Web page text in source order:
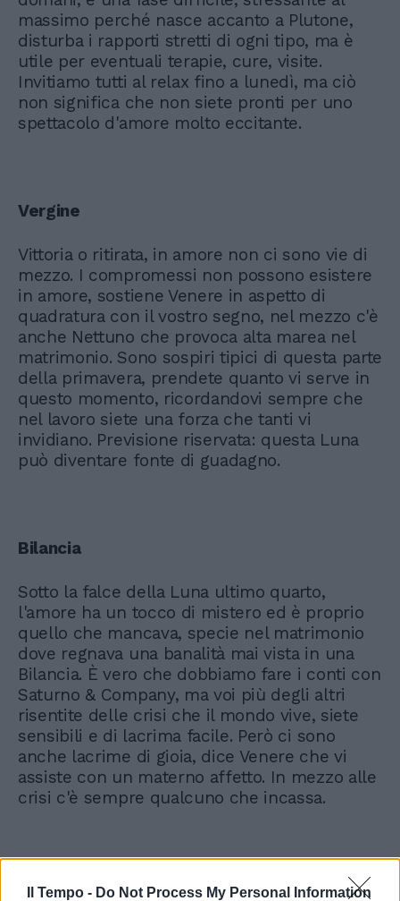
Il Tempo - Do Not Process My Personal Information
massimo perché nasce accanto a Plutone,
disturba i rapporti stretti di ogni tipo, ma è
utile per eventuali terapie, cure, visite.
Invitiamo tutti al relax fino a lunedì, ma ciò
non significa che non siete pronti per uno
spettacolo d'amore molto eccitante.
Vergine
Vittoria o ritirata, in amore non ci sono vie di
mezzo. I compromessi non possono esistere
in amore, sostiene Venere in aspetto di
quadratura con il vostro segno, nel mezzo c'è
anche Nettuno che provoca alta marea nel
matrimonio. Sono sospiri tipici di questa parte
della primavera, prendete quanto vi serve in
questo momento, ricordandovi sempre che
nel lavoro siete una forza che tanti vi
invidiano. Previsione riservata: questa Luna
può diventare fonte di guadagno.
Bilancia
Sotto la falce della Luna ultimo quarto,
l'amore ha un tocco di mistero ed è proprio
quello che mancava, specie nel matrimonio
dove regnava una banalità mai vista in una
Bilancia. È vero che dobbiamo fare i conti con
Saturno & Company, ma voi più degli altri
risentite delle crisi che il mondo vive, siete
sensibili e di lacrima facile. Però ci sono
anche lacrime di gioia, dice Venere che vi
assiste con un materno affetto. In mezzo alle
crisi c'è sempre qualcuno che incassa.
Scorpione